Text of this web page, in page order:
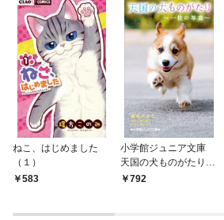
ねこ、はじめました
（１）
583
小学館ジュニア文庫
天国の犬ものがたり～
一枚の写真～
792